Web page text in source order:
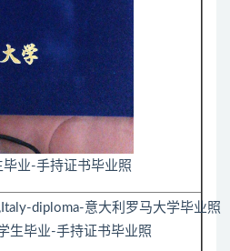
业-手持证书毕业照
生毕业-手持证书毕业照